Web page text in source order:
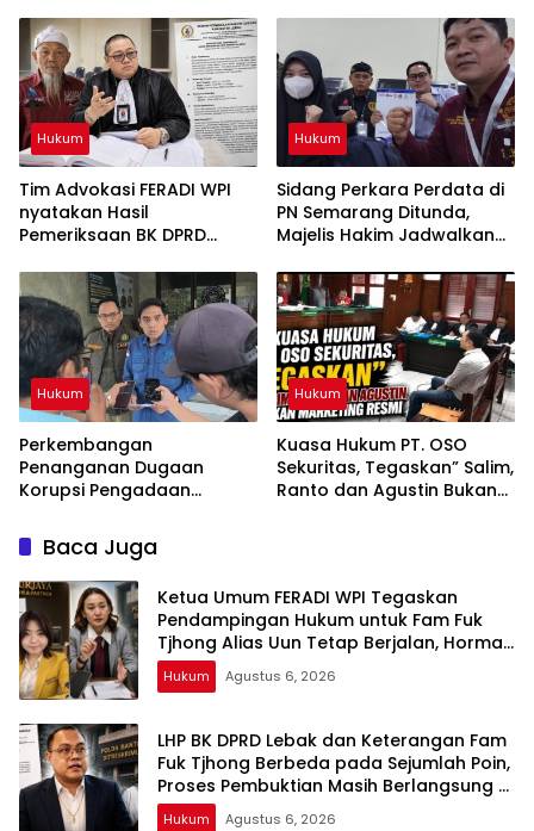
Berjalan, Hormati Proses
Penyidikan dan Hasil
Pemeriksaan BK
Pembuktian Masih
Berlangsung di Polda
Banten ujar Revan FERADI
WPI
Hukum
Tim Advokasi FERADI WPI
nyatakan Hasil
Pemeriksaan BK DPRD
Penyidikan Perkara Fam
Fuk Tjhong alias Eyang Uun
Hukum
Sidang Perkara Perdata di
PN Semarang Ditunda,
Majelis Hakim Jadwalkan
Tergugat
Hukum
Perkembangan
Penanganan Dugaan
Korupsi Pengadaan
LPP RRI, Kejari Depok
Tetapkan Satu Tersangka
Baru
Hukum
Kuasa Hukum PT. OSO
Sekuritas, Tegaskan” Salim,
Ranto dan Agustin Bukan
Baca Juga
Ketua Umum FERADI WPI Tegaskan
Pendampingan Hukum untuk Fam Fuk
Tjhong Alias Uun Tetap Berjalan, Hormati
Proses Penyidikan dan Hasil Pemeriksaan
BK
Hukum Agustus 6, 2026
LHP BK DPRD Lebak dan Keterangan Fam
Fuk Tjhong Berbeda pada Sejumlah Poin,
Proses Pembuktian Masih Berlangsung di
Polda Banten ujar Revan FERADI WPI
Hukum Agustus 6, 2026